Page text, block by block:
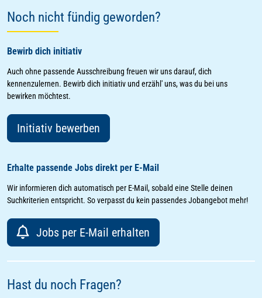
Noch nicht fündig geworden?
Bewirb dich initiativ
Auch ohne passende Ausschreibung freuen wir uns darauf, dich
kennenzulernen. Bewirb dich initiativ und erzähl' uns, was du bei uns
bewirken möchtest.
Initiativ bewerben
Erhalte passende Jobs direkt per E-Mail
Wir informieren dich automatisch per E-Mail, sobald eine Stelle deinen
Suchkriterien entspricht. So verpasst du kein passendes Jobangebot mehr!
Jobs per E-Mail erhalten
Hast du noch Fragen?